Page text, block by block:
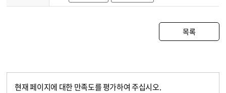
목록
현재 페이지에 대한 만족도를 평가하여 주십시오.